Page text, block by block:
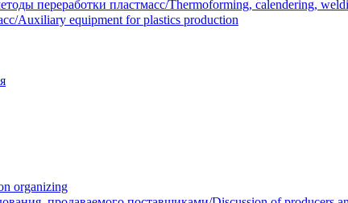
переработки пластмасс/Thermoforming, calendering,
Auxiliary equipment for plastics production
organizing